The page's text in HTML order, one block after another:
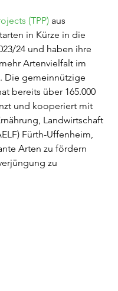
(TPP) aus
in Kürze in die
24 und haben ihre
Artenvielfalt im
Die gemeinnützige
bereits über 165.000
und kooperiert mit
Landwirtschaft
Fürth-Uffenheim,
Arten zu fördern
zu